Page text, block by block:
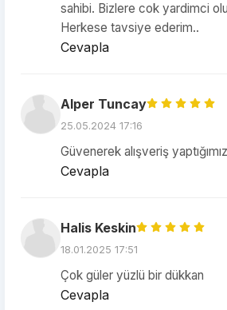
sahibi. Bizlere cok yardimci
Herkese tavsiye ederim..
Cevapla
Alper Tuncay
25.05.2024 17:16
Güvenerek alışveriş
Cevapla
Halis Keskin
18.01.2025 17:51
Çok güler yüzlü bir dükkan
Cevapla